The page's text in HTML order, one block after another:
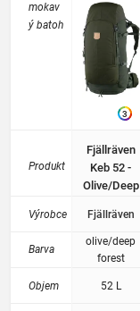
mokav
ý batoh
Produkt
Výrobce
Barva
Objem
3
Fjällräven
Keb 52 -
Olive/Deep
Fjällräven
olive/deep
forest
52 L